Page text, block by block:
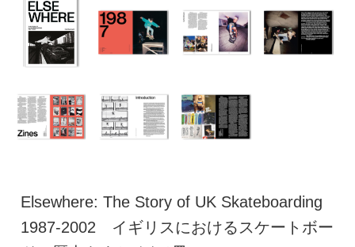
Elsewhere: The Story of UK Skateboarding
1987-2002 イギリスにおけるスケートボー